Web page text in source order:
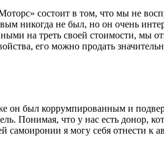
состоит в том, что мы не
никогда не был, но он очень
на треть своей стоимости, мы
его можно продать
был коррумпированным и
Понимая, что у нас есть донор,
я могу себя отнести